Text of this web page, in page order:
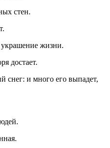
стен.
жизни.
достает.
снег: и много его выпадет,